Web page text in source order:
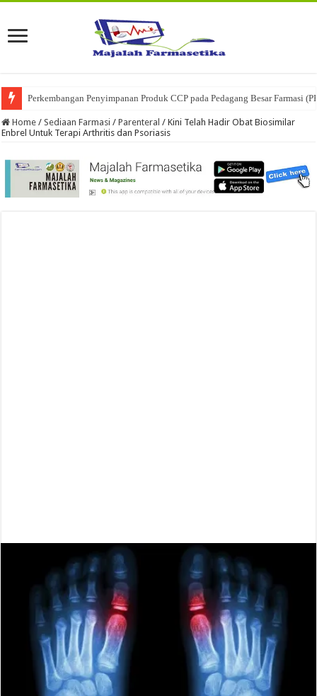
Perkembangan Penyimpanan Produk CCP pada Pedagang Besar Farmasi
Ketika Obat Menunggu Keputusan: Mengenal Peran Karantina Produk
Home / Sediaan Farmasi / Parenteral / Kini Telah Hadir Obat Biosimilar
Enbrel Untuk Terapi Arthritis dan Psoriasis